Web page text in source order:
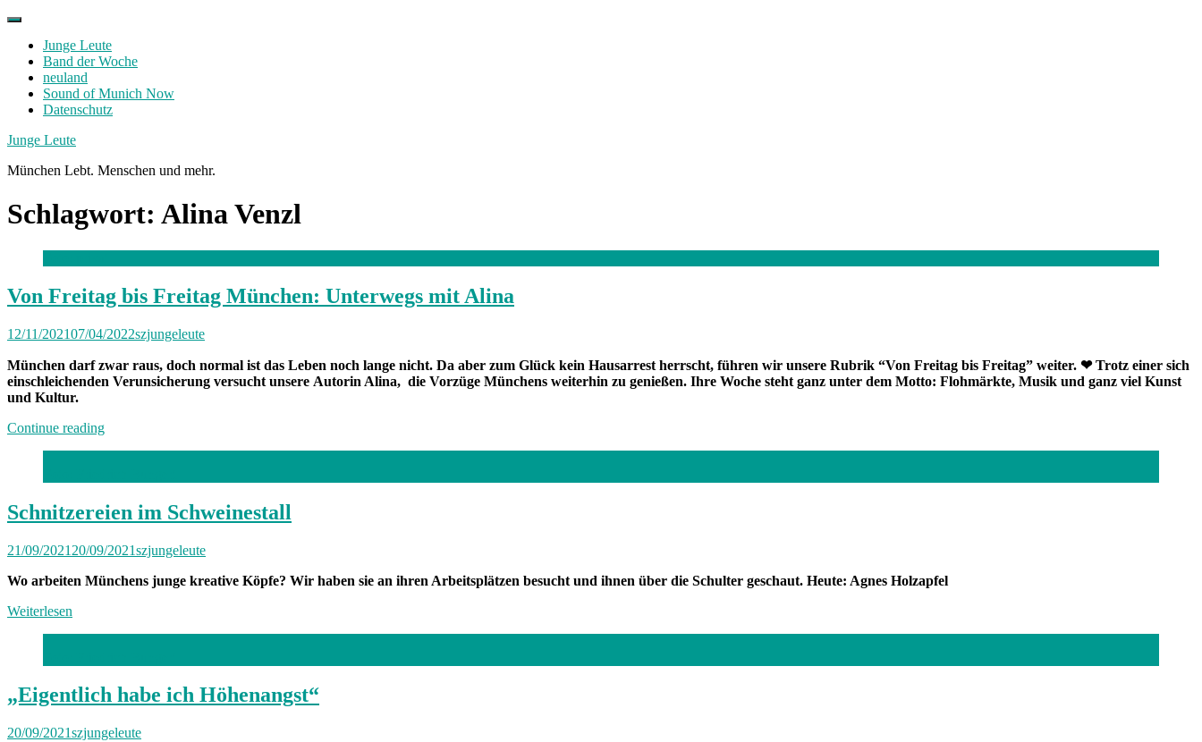
Skip
contentJunge Leute
Band der Woche
neuland
Sound of Munich Now
Datenschutz
Facebook
Twitter
Instagram
Junge Leute
München Lebt. Menschen und mehr.
Schlagwort: Alina Venzl
Von Freitag bis Freitag München: Unterwegs mit Alina
12/11/202107/04/2022szjungeleute
München darf zwar raus, doch normal ist das Leben noch lange nicht. Da aber zum Glück kein Hausarrest herrscht, führen wir unsere Rubrik “Von Freitag bis Freitag” weiter. ❤Trotz einer sich
einschleichenden Verunsicherung versucht unsere Autorin Alina, die Vorzüge Münchens weiterhin zu genießen. Ihre Woche steht ganz unter dem Motto: Flohmärkte, Musik und ganz viel Kunst
und Kultur.
Continue reading„Von
Unterwegs
mit
Schnitzereien im Schweinestall
21/09/2021 20/09/2021szjungeleute
Wo arbeiten Münchens junge kreative Köpfe? Wir haben sie an ihren Arbeitsplätzen besucht und ihnen über die Schulter geschaut. Heute: Agnes Holzapfel
Weiterlesen
„Eigentlich habe ich Höhenangst“
20/09/2021szjungeleute